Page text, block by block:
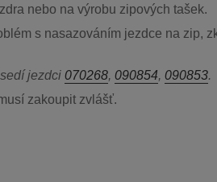
nebo na výrobu zipových tašek.
s nasazováním jezdce na zip,
jezdci 070268, 090854, 090853.
zakoupit zvlášť.